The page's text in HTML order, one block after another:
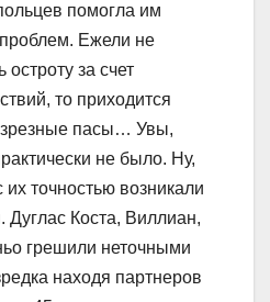
помогла им
Ежели не
остроту за счет
то приходится
пасы… Увы,
не было. Ну,
точностью возникали
Дуглас Коста, Виллиан,
грешили неточными
находя партнеров